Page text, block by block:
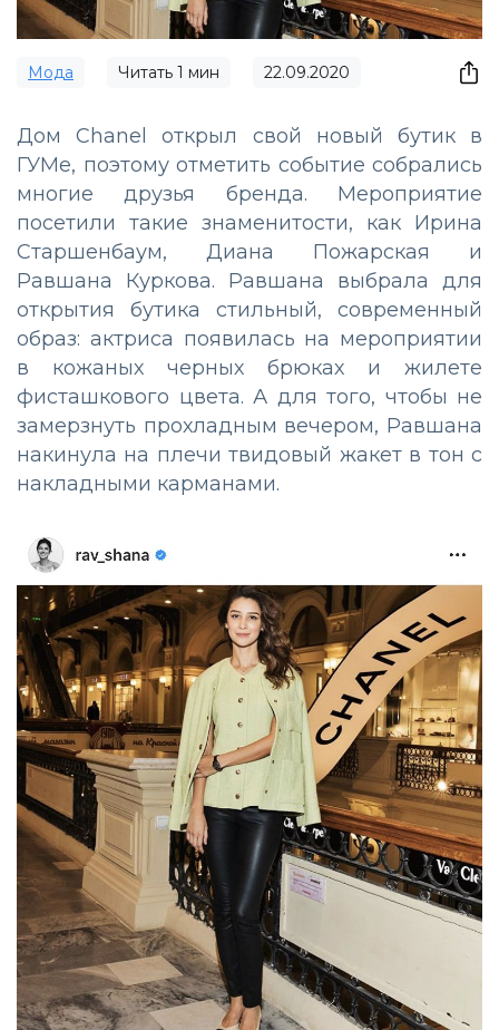
Мода Читать 1 мин 22.09.2020
Дом Chanel открыл свой новый бутик в
ГУМе, поэтому отметить событие собрались
многие друзья бренда. Мероприятие
посетили такие знаменитости, как Ирина
Старшенбаум, Диана Пожарская и
Равшана Куркова. Равшана выбрала для
открытия бутика стильный, современный
образ: актриса появилась на мероприятии
в кожаных черных брюках и жилете
фисташкового цвета. А для того, чтобы не
замерзнуть прохладным вечером, Равшана
накинула на плечи твидовый жакет в тон с
накладными карманами.